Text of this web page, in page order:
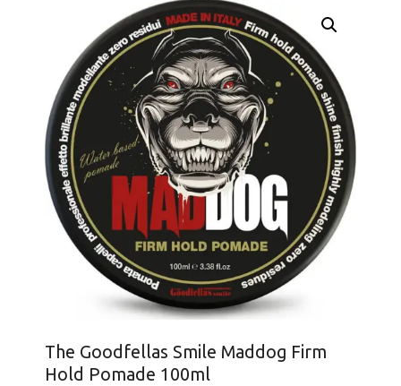
The Goodfellas Smile Maddog Firm
Hold Pomade 100ml